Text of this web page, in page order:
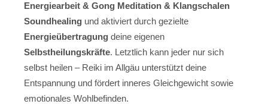
Energiearbeit & Gong Meditation & Klangschalen
Soundhealing und aktiviert durch gezielte
Energieübertragung deine eigenen
Selbstheilungskräfte. Letztlich kann jeder nur sich
selbst heilen – Reiki im Allgäu unterstützt deine
Entspannung und fördert inneres Gleichgewicht sowie
emotionales Wohlbefinden.